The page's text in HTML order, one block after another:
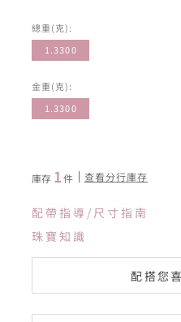
總重(克):
1.3300
金重(克):
1.3300
庫存 1件 查看分行庫存
配帶指導/尺寸指南
珠寶知識
配搭您